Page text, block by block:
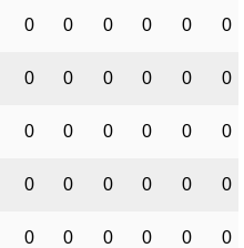
0 0 0 0 0 0
0 0 0 0 0 0
0 0 0 0 0 0
0 0 0 0 0 0
0 0 0 0 0 0